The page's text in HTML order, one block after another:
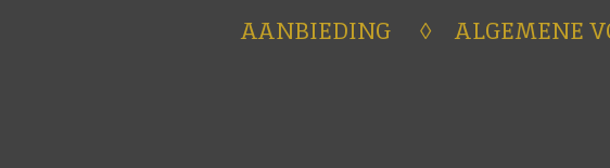
AANBIEDING
ALGEMENE